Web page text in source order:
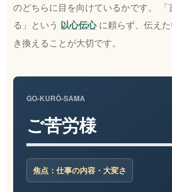
のどちらに目を向けているかです。 「
る」という 以心伝心に頼らず、伝え
き換えることが大切です。
GO-KURŌ-SAMA
ご苦労様
焦点：仕事の内容・大変さ